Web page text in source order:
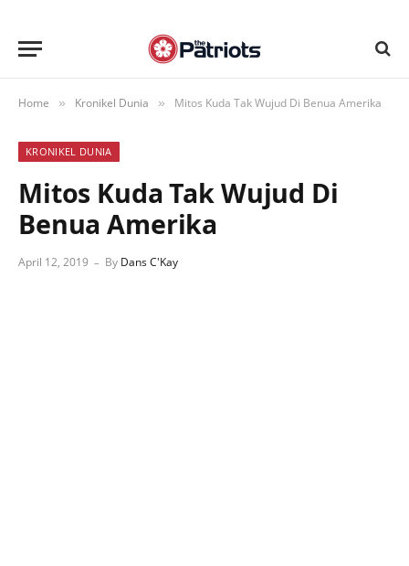
Home » Kronikel Dunia » Mitos Kuda Tak Wujud Di Benua Amerika
KRONIKEL DUNIA
Mitos Kuda Tak Wujud Di
Benua Amerika
April 12, 2019 By Dans C'Kay